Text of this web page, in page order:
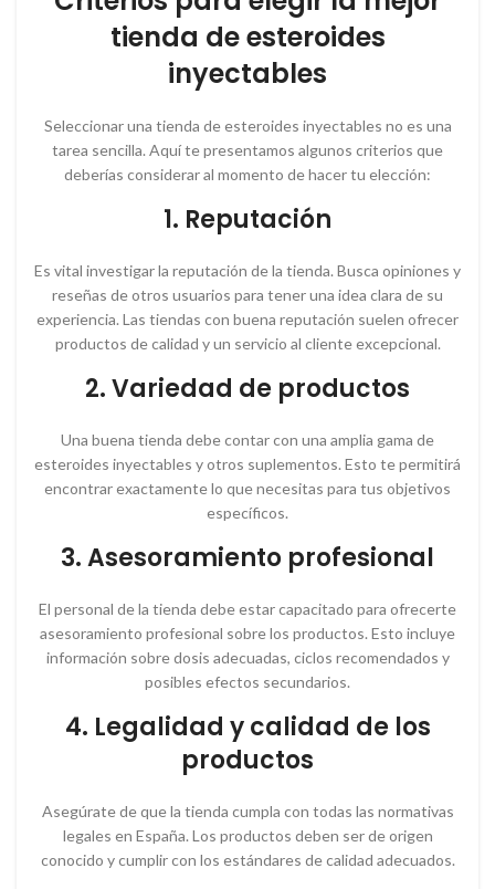
tienda de esteroides
inyectables
Seleccionar una tienda de esteroides inyectables no es una
tarea sencilla. Aquí te presentamos algunos criterios que
deberías considerar al momento de hacer tu elección:
1. Reputación
Es vital investigar la reputación de la tienda. Busca opiniones y
reseñas de otros usuarios para tener una idea clara de su
experiencia. Las tiendas con buena reputación suelen ofrecer
productos de calidad y un servicio al cliente excepcional.
2. Variedad de productos
Una buena tienda debe contar con una amplia gama de
esteroides inyectables y otros suplementos. Esto te permitirá
encontrar exactamente lo que necesitas para tus objetivos
específicos.
3. Asesoramiento profesional
El personal de la tienda debe estar capacitado para ofrecerte
asesoramiento profesional sobre los productos. Esto incluye
información sobre dosis adecuadas, ciclos recomendados y
posibles efectos secundarios.
4. Legalidad y calidad de los
productos
Asegúrate de que la tienda cumpla con todas las normativas
legales en España. Los productos deben ser de origen
conocido y cumplir con los estándares de calidad adecuados.